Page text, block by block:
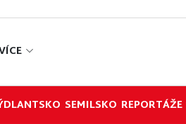
SEMILSKO REPORTÁŽE